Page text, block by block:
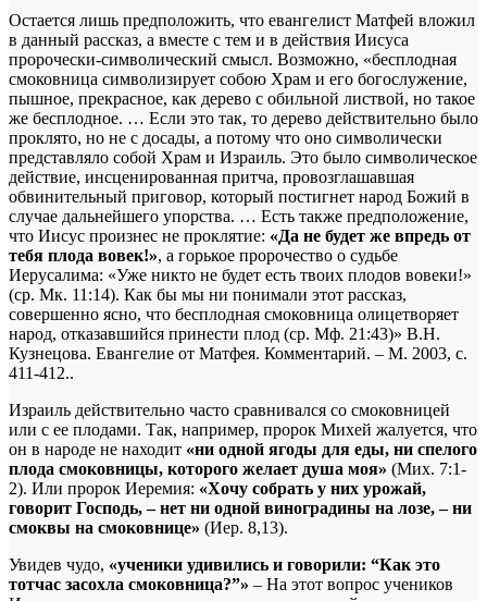
Остается лишь предположить, что евангелист Матфей вложил
в данный рассказ, а вместе с тем и в действия Иисуса
пророчески-символический смысл. Возможно, «бесплодная
смоковница символизирует собою Храм и его богослужение,
пышное, прекрасное, как дерево с обильной листвой, но такое
же бесплодное. … Если это так, то дерево действительно было
проклято, но не с досады, а потому что оно символически
представляло собой Храм и Израиль. Это было символическое
действие, инсценированная притча, провозглашавшая
обвинительный приговор, который постигнет народ Божий в
случае дальнейшего упорства. … Есть также предположение,
что Иисус произнес не проклятие: «Да не будет же впредь от
тебя плода вовек!», а горькое пророчество о судьбе
Иерусалима: «Уже никто не будет есть твоих плодов вовеки!»
(ср. Мк. 11:14). Как бы мы ни понимали этот рассказ,
совершенно ясно, что бесплодная смоковница олицетворяет
народ, отказавшийся принести плод (ср. Мф. 21:43)» В.Н.
Кузнецова. Евангелие от Матфея. Комментарий. – М. 2003, с.
411-412..
Израиль действительно часто сравнивался со смоковницей
или с ее плодами. Так, например, пророк Михей жалуется, что
он в народе не находит «ни одной ягоды для еды, ни спелого
плода смоковницы, которого желает душа моя» (Мих. 7:1-
2). Или пророк Иеремия: «Хочу собрать у них урожай,
говорит Господь, – нет ни одной виноградины на лозе, – ни
смоквы на смоковнице» (Иер. 8,13).
Увидев чудо, «ученики удивились и говорили: “Как это
тотчас засохла смоковница?”» – На этот вопрос учеников